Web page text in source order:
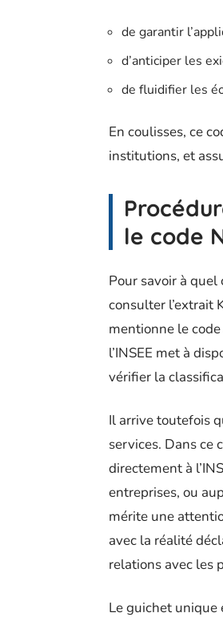
de garantir
d’anticiper les
de fluidifier les
En coulisses, ce
institutions, et
le code
Pour savoir à
consulter l’extrait
mentionne le
l’INSEE met à
vérifier la
Il arrive toutefois
services. Dans ce
directement à
entreprises, ou
mérite une
avec la réalité
relations avec les
Le guichet unique